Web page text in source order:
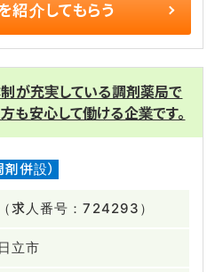
紹介してもらう
が充実している調剤薬局で
安心して働ける企業です。
剤併設）
求人番号：724293）
立市